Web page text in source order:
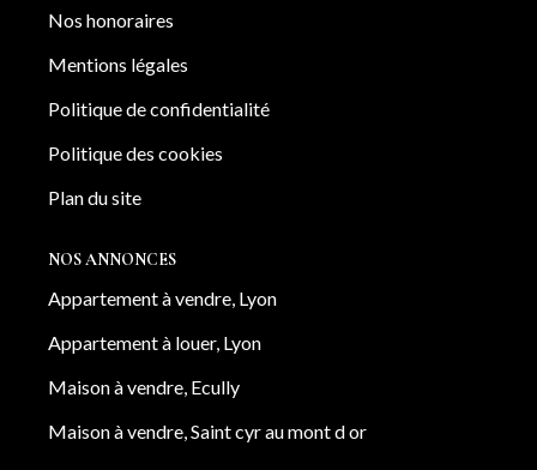
Nos honoraires
Mentions légales
Politique de confidentialité
Politique des cookies
Plan du site
NOS ANNONCES
Appartement à vendre, Lyon
Appartement à louer, Lyon
Maison à vendre, Ecully
Maison à vendre, Saint cyr au mont d or